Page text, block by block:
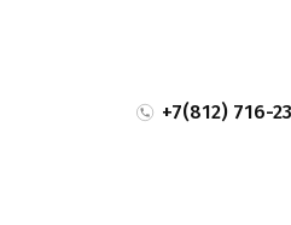
+7(812) 716-